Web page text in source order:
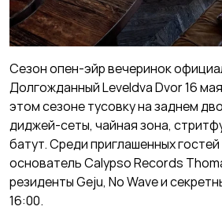
Сезон опен-эйр вечеринок
Долгожданный Leveldva Dvor 16
этом сезоне тусовку на заднем
диджей-сеты, чайная зона,
батут. Среди приглашенных
основатель Calypso Records
резиденты Geju, No Wave и
16:00.